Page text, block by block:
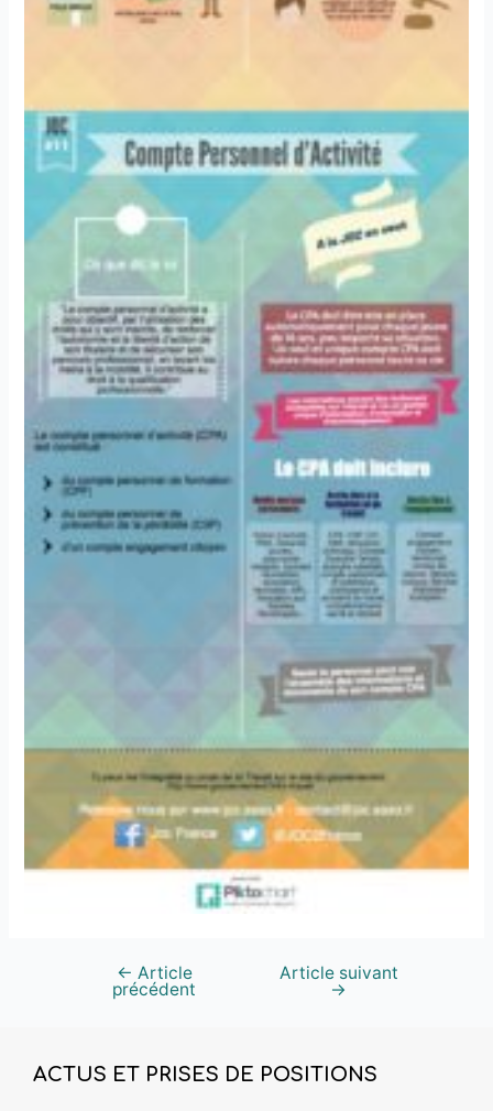
← Article
précédent
Article suivant
→
ACTUS ET PRISES DE POSITIONS